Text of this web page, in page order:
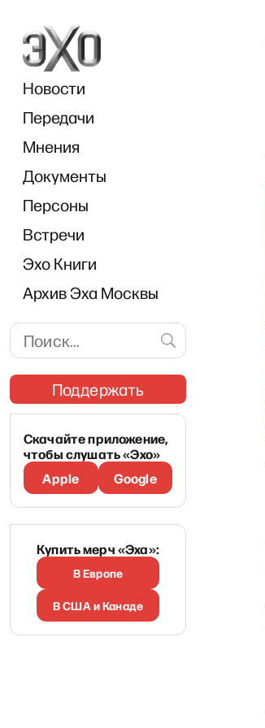
Новости
Передачи
Мнения
Документы
Персоны
Встречи
Эхо Книги
Архив Эха Москвы
Поддержать
Скачайте приложение,
чтобы слушать «Эхо»
Apple
Google
Купить мерч «Эха»:
В Европе
В США и Канаде